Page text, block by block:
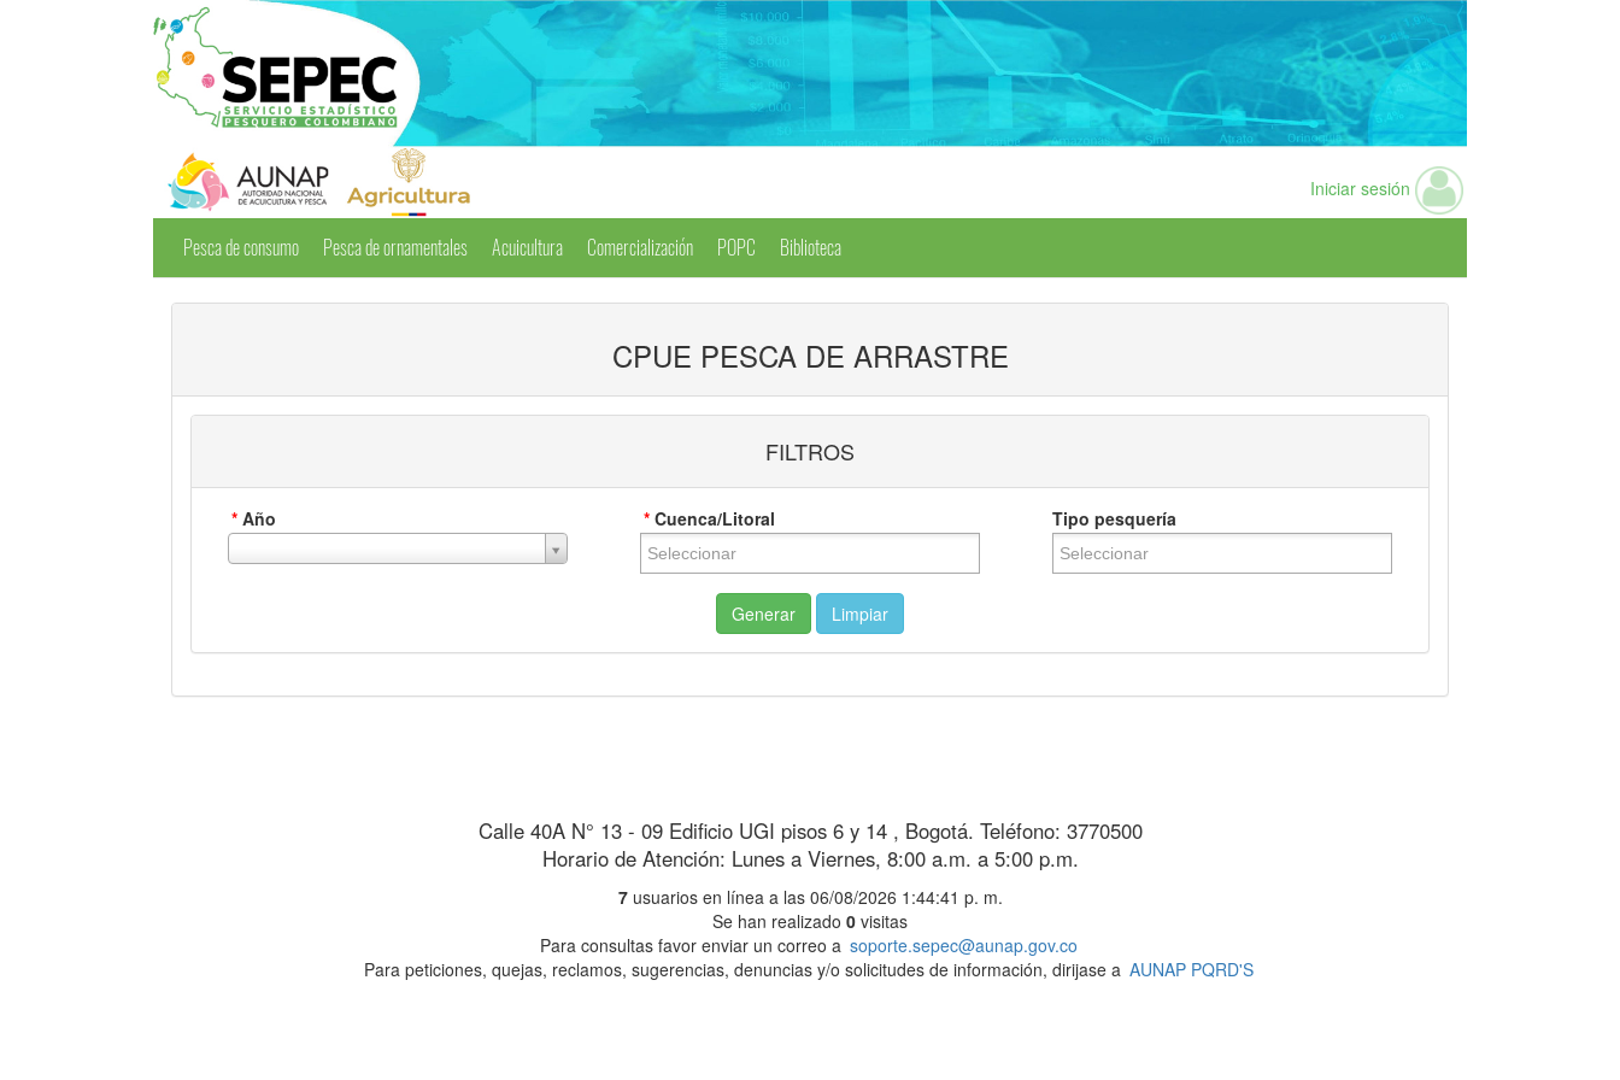
Iniciar sesión
Pesca de consumo Pesca de ornamentales Acuicultura Comercialización POPC Biblioteca
CPUE PESCA DE ARRASTRE
FILTROS
* Año * Cuenca/Litoral Tipo pesquería
Generar Limpiar
Ver gráfica Ver tabla
Calle 40A N° 13 - 09 Edificio UGI pisos 6 y 14 , Bogotá. Teléfono: 3770500
Horario de Atención: Lunes a Viernes, 8:00 a.m. a 5:00 p.m.
7 usuarios en línea a las 06/08/2026 1:44:41 p. m.
Se han realizado 0 visitas
Para consultas favor enviar un correo a soporte.sepec@aunap.gov.co
Para peticiones, quejas, reclamos, sugerencias, denuncias y/o solicitudes de información, dirijase a AUNAP PQRD'S